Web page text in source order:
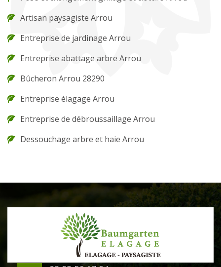
Artisan paysagiste Arrou
Entreprise de jardinage Arrou
Entreprise abattage arbre Arrou
Bûcheron Arrou 28290
Entreprise élagage Arrou
Entreprise de débroussaillage Arrou
Dessouchage arbre et haie Arrou